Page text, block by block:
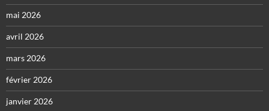
mai 2026
avril 2026
mars 2026
février 2026
janvier 2026